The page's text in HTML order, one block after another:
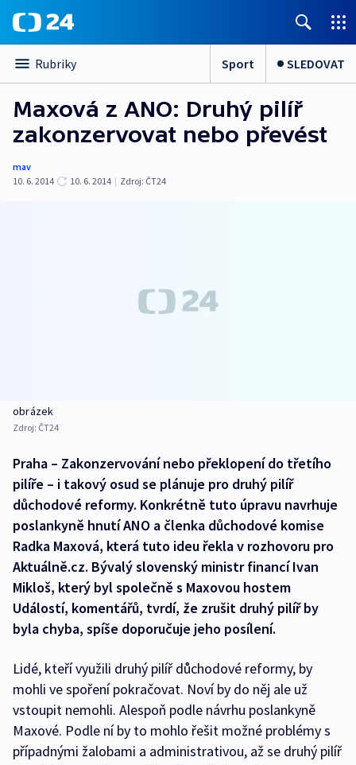
Rubriky Sport SLEDOVAT
Maxová z ANO: Druhý pilíř
zakonzervovat nebo převést
mav
10. 6. 2014
10. 6. 2014 | Zdroj: ČT24
obrázek
Zdroj: ČT24
Praha – Zakonzervování nebo překlopení do třetího
pilíře – i takový osud se plánuje pro druhý pilíř
důchodové reformy. Konkrétně tuto úpravu navrhuje
poslankyně hnutí ANO a členka důchodové komise
Radka Maxová, která tuto ideu řekla v rozhovoru pro
Aktuálně.cz. Bývalý slovenský ministr financí Ivan
Mikloš, který byl společně s Maxovou hostem
Událostí, komentářů, tvrdí, že zrušit druhý pilíř by
byla chyba, spíše doporučuje jeho posílení.
Lidé, kteří využili druhý pilíř důchodové reformy, by
mohli ve spoření pokračovat. Noví by do něj ale už
vstoupit nemohli. Alespoň podle návrhu poslankyně
Maxové. Podle ní by to mohlo řešit možné problémy s
případnými žalobami a administrativou, až se druhý pilíř